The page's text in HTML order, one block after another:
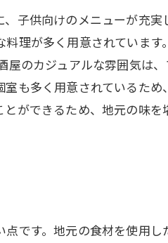
子供向けのメニューが充
理が多く用意されていま
のカジュアルな雰囲気は
も多く用意されているた
ができるため、地元の味
です。地元の食材を使用